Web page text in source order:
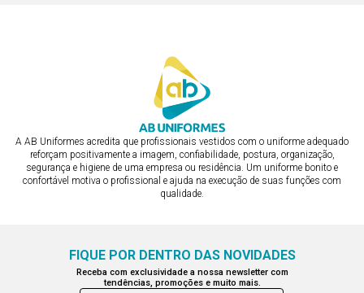
A AB Uniformes acredita que profissionais vestidos com o uniforme adequado
reforçam positivamente a imagem, confiabilidade, postura, organização,
segurança e higiene de uma empresa ou residência. Um uniforme bonito e
confortável motiva o profissional e ajuda na execução de suas funções com
qualidade.
FIQUE POR DENTRO DAS NOVIDADES
Receba com exclusividade a nossa newsletter com
tendências, promoções e muito mais.